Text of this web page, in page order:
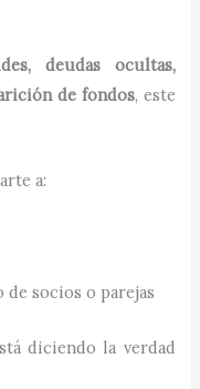
deudas ocultas,
de fondos, este
a:
socios o parejas
diciendo la verdad